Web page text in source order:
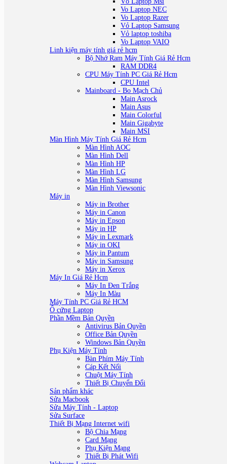
Vo Laptop NEC
Vo Laptop Razer
Vỏ Laptop Samsung
Vỏ laptop toshiba
Vo Laptop VAIO
Linh kiện máy tính giá rẻ hcm
Bộ Nhớ Ram Máy Tính Giá Rẻ Hcm
RAM DDR4
CPU Máy Tính PC Giá Rẻ Hcm
CPU Intel
Mainboard - Bo Mạch Chủ
Main Asrock
Main Asus
Main Colorful
Main Gigabyte
Main MSI
Màn Hình Máy Tính Giá Rẻ Hcm
Màn Hình AOC
Màn Hình Dell
Màn Hình HP
Màn Hình LG
Màn Hình Samsung
Màn Hình Viewsonic
Máy in
Máy in Brother
Máy in Canon
Máy in Epson
Máy in HP
Máy in Lexmark
Máy in OKI
Máy in Pantum
Máy in Samsung
Máy in Xerox
Máy In Giá Rẻ Hcm
Máy In Đen Trắng
Máy In Màu
Máy Tính PC Giá Rẻ HCM
Ổ cứng Laptop
Phần Mềm Bản Quyền
Antivirus Bản Quyền
Office Bản Quyền
Windows Bản Quyền
Phụ Kiện Máy Tính
Bàn Phím Máy Tính
Cáp Kết Nối
Chuột Máy Tính
Thiết Bị Chuyển Đổi
Sản phẩm khác
Sửa Macbook
Sửa Máy Tính - Laptop
Sửa Surface
Thiết Bị Mạng Internet wifi
Bộ Chia Mạng
Card Mạng
Phụ Kiện Mạng
Thiết Bị Phát Wifi